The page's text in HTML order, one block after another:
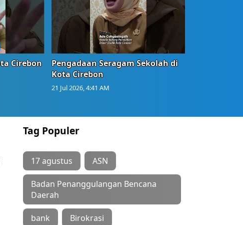
Cirebon
Pengadaan Seragam Sekolah di
Kota Cirebon
21 Jul 2026, 4:41 AM
Tag Populer
17 agustus ASN
Badan Penanggulangan Bencana
Daerah
bank Birokrasi